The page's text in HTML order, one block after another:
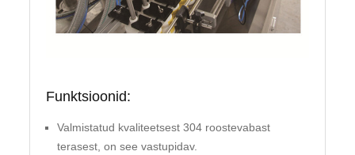
Funktsioonid:
Valmistatud kvaliteetsest 304 roostevabast
terasest, on see vastupidav.